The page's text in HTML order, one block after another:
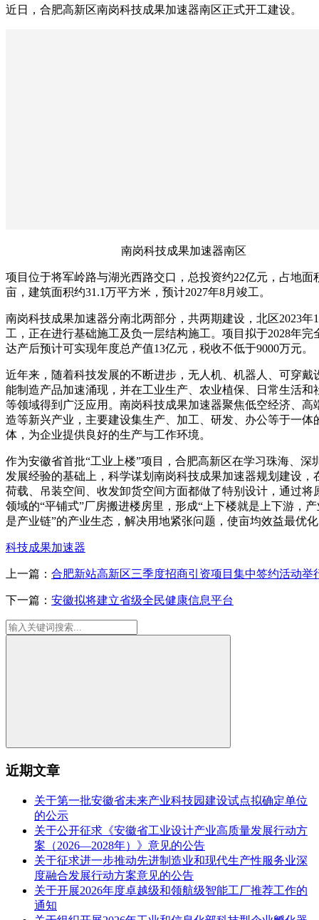
近日，合肥高新区南岗科技成果加速器南区正式开工建设。
南岗科技成果加速器南区
项目位于将军岭路与湖光西路交口，总投资约22亿元，占地面
亩，建筑面积约31.1万平方米，预计2027年8月竣工。
南岗科技成果加速器分南北两部分，共两期建设，北区2023年
工，正在进行基础施工及负一层结构施工。项目拟于2028年完
达产后预计可实现年度总产值13亿元，税收不低于9000万元。
近年来，随着科技发展的不断进步，无人机、机器人、可穿戴
能制造产品加速涌现，并在工业生产、农业植保、日常生活和
等领域得到广泛应用。南岗科技成果加速器聚焦低空经济、高
造等新兴产业，主要建设集生产、加工、研发、办公等于一体
体，为企业提供良好的生产与工作环境。
作为安徽省首批“工业上楼”项目，合肥高新区在学习珠海、深
发展经验的基础上，科学谋划南岗科技成果加速器规划建设，
荷载、吊装空间、收发卸货空间方面都做了特别设计，通过将
领域的“平铺式”厂房搬进楼房里，形成“上下楼就是上下游，
是产业链”的产业生态，解决用地紧张问题，使亩均效益最优
科技成果加速器
上一篇： 合肥新站高新区三季度招商引资项目集中签约活动举
下一篇： 安徽拟将建立省级全民健康信息平台
近期文章
关于第一批安徽省未来产业科技园建设试点拟确定单位
的公示
关于公开征求《安徽省工业设计产业高质量发展行动方
案（2026—2028年）》意见的公告
关于征求进一步推动先进制造业和现代生产性服务业深
度融合发展行动方案意见的公告
关于开展2026年度卓越级和领航级智能工厂推荐工作的
通知